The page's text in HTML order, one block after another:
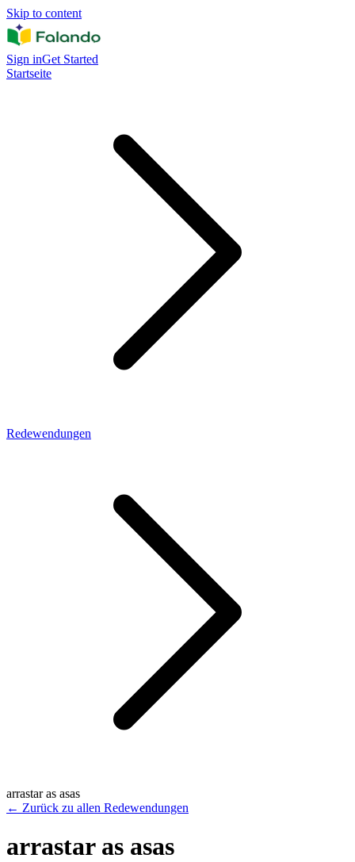
Skip to content
Sign inGet Started
Startseite
Redewendungen
arrastar as asas
← Zurück zu allen Redewendungen
arrastar as asas